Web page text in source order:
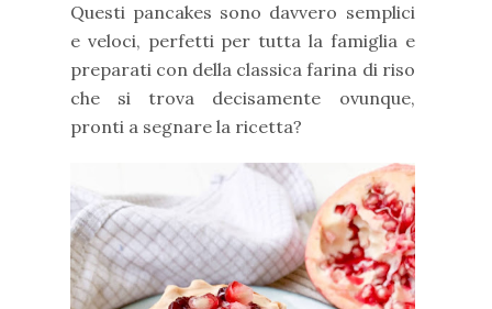
Questi pancakes sono davvero semplici
e veloci, perfetti per tutta la famiglia e
preparati con della classica farina di riso
che si trova decisamente ovunque,
pronti a segnare la ricetta?